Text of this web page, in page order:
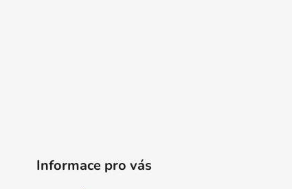
Informace pro vás